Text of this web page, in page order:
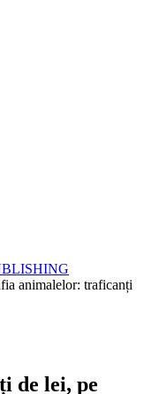
animalelor: traficanți
de lei, pe